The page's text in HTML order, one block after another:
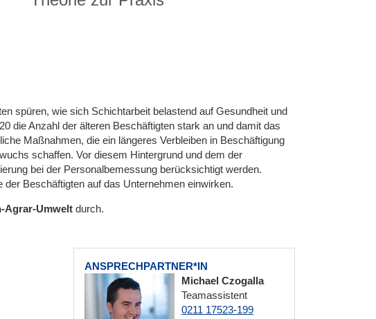
spüren, wie sich Schichtarbeit belastend auf Gesundheit und
die Anzahl der älteren Beschäftigten stark an und damit das
Maßnahmen, die ein längeres Verbleiben in Beschäftigung
schaffen. Vor diesem Hintergrund und dem der
bei der Personalbemessung berücksichtigt werden.
Beschäftigten auf das Unternehmen einwirken.
Agrar-Umwelt durch.
ANSPRECHPARTNER*IN
Michael Czogalla
Teamassistent
0211 17523-199